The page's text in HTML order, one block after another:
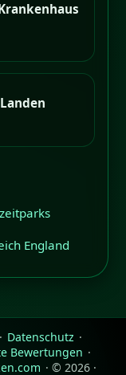
England
· Datenschutz ·
Bewertungen ·
· © 2026 ·